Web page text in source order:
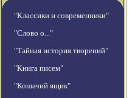
"Классики и современники"
"Слово о..."
"Тайная история творений"
"Книга писем"
"Кошачий ящик"